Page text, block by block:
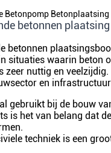
Betonpomp
betonnen
betonnen
situaties waarin beton
zeer nuttig en veelzijdig.
en
gebruikt bij de bouw
is het van belang dat
techniek is een